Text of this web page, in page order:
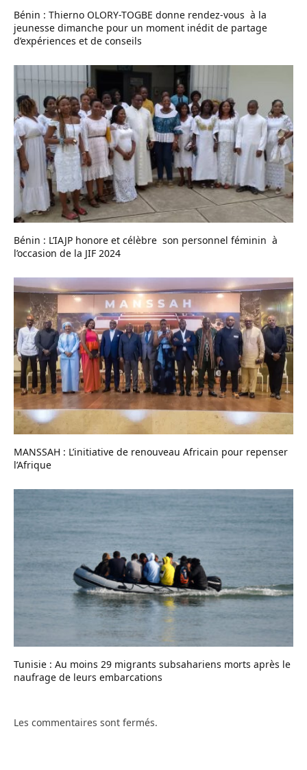
Bénin : Thierno OLORY-TOGBE donne rendez-vous à la
jeunesse dimanche pour un moment inédit de partage
d’expériences et de conseils
Bénin : L’IAJP honore et célèbre son personnel féminin à
l’occasion de la JIF 2024
MANSSAH : L’initiative de renouveau Africain pour repenser
l’Afrique
Tunisie : Au moins 29 migrants subsahariens morts après le
naufrage de leurs embarcations
Les commentaires sont fermés.